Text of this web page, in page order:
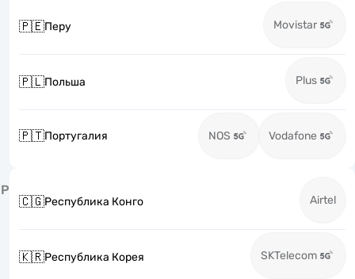
🇵🇪Перу Movistar
🇵🇱Польша Plus
🇵🇹Португалия NOS Vodafone
Р
🇨🇬Республика Конго Airtel
🇰🇷Республика Корея SKTelecom